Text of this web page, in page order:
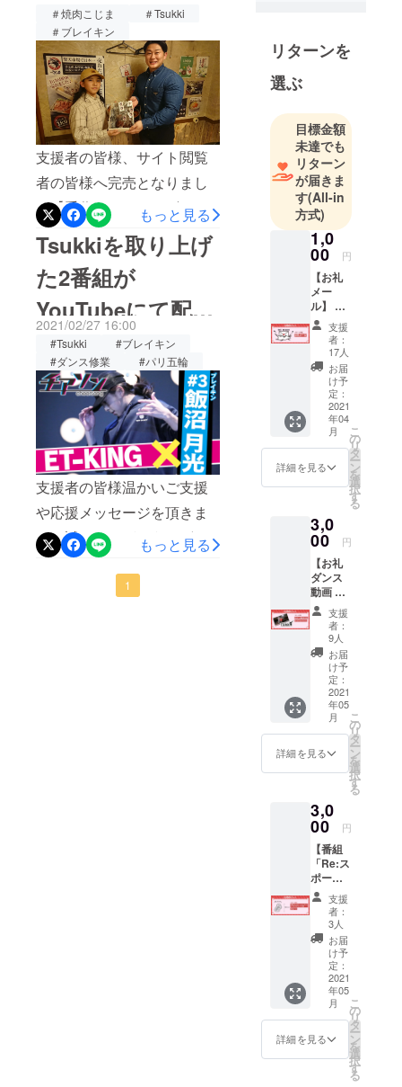
追加！！
＃焼肉こじま
＃Tsukki
＃ブレイキン
支援者の皆様、サイト閲覧
者の皆様へ完売となりまし
た【手作りローストビーフ
たっぷり1kgセット】につき
まして、焼肉こじま様のご
協力により、限定10名様に
て追加となりました。いよ
いよプロジェクト募集終了
まで1週間となりました。最
後まで、プロジェクト「パ
リ五輪金メダルに向けダン
ス修業をしたい！」の応援
を何卒よろしくお願いしま
す。
もっと見る
Tsukkiを取り上げ
た2番組が
YouTubeにて配信
中！
2021/02/27 16:00
#Tsukki
#ブレイキン
#ダンス修業
#パリ五輪
支援者の皆様温かいご支援
や応援メッセージを頂きま
して誠にありがとうござい
ます。Tsukkiを取り上げま
した以下２番組が、現在
もっと見る
1
マイナース
なる普及を
「Cheerding
（チアディ
ング）」プ
ロジェクト
を実施して
います。
Cheerdingプ
ロジェクト
とは、普段
観戦する機
会の少ない
スポーツ
や、若手ア
スリートの
応援を通し
て、その想
いや声援 を
選手やチー
ムに還元す
的に、挑戦
する人を応
援し、寄り
添うプロ
ジェクトで
す。またプ
ロジェクト
と連携し
て、朝日放
送テレビ
（関西ロー
カル）にて
新番組がス
スポーツ」
（2021年1月
11日～3月29
日／毎週月
曜深夜OA予
定）
リターンを
選ぶ
目標金額
未達でも
リターン
が届きま
す(All-in
方式)
1,0
00 円
【お礼
メー
ル】 お
礼の
メール
を送ら
せてい
ただき
ます。
支援
者：
17人
お届
け予
定：
2021
年04
月
詳細を見る
こ
の
リ
タ
ー
ン
を
選
択
す
る
3,0
00 円
【お礼
ダンス
動画 +
オリジ
ナル ス
テッ
カー】
・お礼
ダンス
動画
（30
秒） ・
オリジ
ナル ス
テッ
カー（1
※Tsukki
による
ダンス
動画を
mp4形
式で
メール
にて送
らせて
いただ
きま
す。 ※
ステッ
カー
サイ
ズ：約
H5cm×
支援
者：
9人
お届
け予
定：
2021
年05
月
詳細を見る
こ
の
リ
タ
ー
ン
を
選
択
す
る
3,0
00 円
【番組
「Re:ス
ポー
ツ」オ
リジナ
ルグッ
ズ】 ・
番組オ
リジナ
ル・
エッチ
ングク
リップ
12種
12の競
技をイ
支援
者：
3人
お届
け予
定：
2021
年05
月
詳細を見る
こ
の
リ
タ
ー
ン
を
選
択
す
る